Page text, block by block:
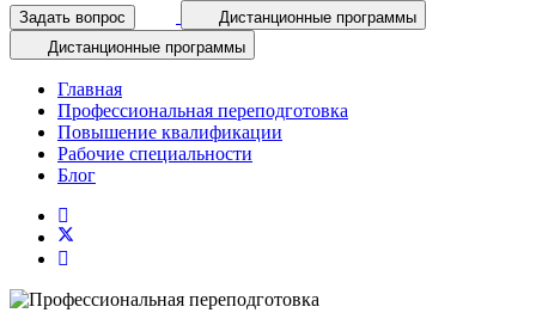
Задать вопрос
Дистанционные программы
Дистанционные программы
Главная
Профессиональная переподготовка
Повышение квалификации
Рабочие специальности
Блог